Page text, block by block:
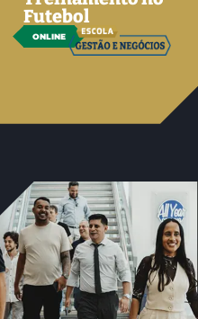
Futebol
ONLINE